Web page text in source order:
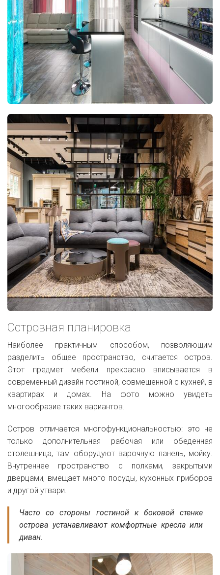
Островная планировка
Наиболее практичным способом, позволяющим
разделить общее пространство, считается остров.
Этот предмет мебели прекрасно вписывается в
современный дизайн гостиной, совмещенной с кухней, в
квартирах и домах. На фото можно увидеть
многообразие таких вариантов.
Остров отличается многофункциональностью: это не
только дополнительная рабочая или обеденная
столешница, там оборудуют варочную панель, мойку.
Внутреннее пространство с полками, закрытыми
дверцами, вмещает много посуды, кухонных приборов
и другой утвари.
Часто со стороны гостиной к боковой стенке
острова устанавливают комфортные кресла или
диван.